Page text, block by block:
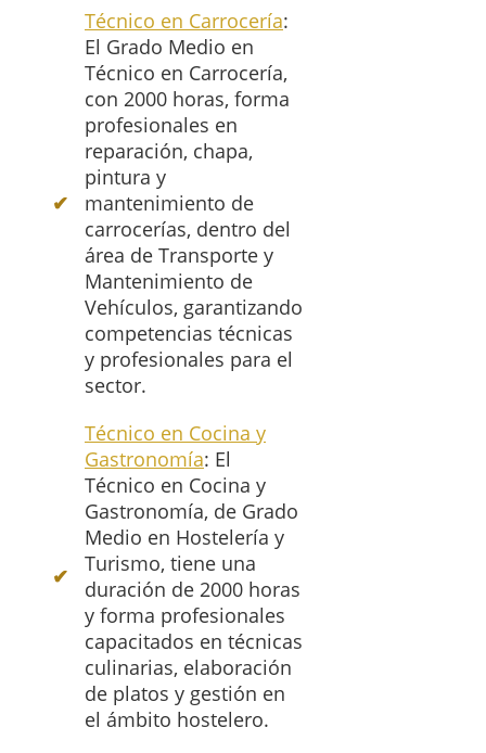
Técnico en Carrocería:
El Grado Medio en
Técnico en Carrocería,
con 2000 horas, forma
profesionales en
reparación, chapa,
pintura y
mantenimiento de
carrocerías, dentro del
área de Transporte y
Mantenimiento de
Vehículos, garantizando
competencias técnicas
y profesionales para el
sector.
Técnico en Cocina y
Gastronomía: El
Técnico en Cocina y
Gastronomía, de Grado
Medio en Hostelería y
Turismo, tiene una
duración de 2000 horas
y forma profesionales
capacitados en técnicas
culinarias, elaboración
de platos y gestión en
el ámbito hostelero.